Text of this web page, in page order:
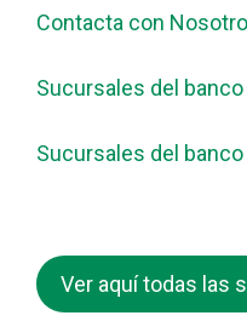
Contacta con
Sucursales del
Sucursales del
Ver aquí todas las